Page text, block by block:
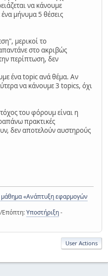
να κάνουμε
μήνυμα 5 θέσεις
μερικοί το
στο ακριβώς
περίπτωση, δεν
ένα topic ανά θέμα. Αν
να κάνουμε 3 topics, όχι
του φόρουμ είναι η
πρακτικές
δεν αποτελούν αυστηρούς
μάθημα «Ανάπτυξη εφαρμογών
Επόπτη:Υποστήριξη-
User Actions